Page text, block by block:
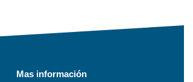
Mas información